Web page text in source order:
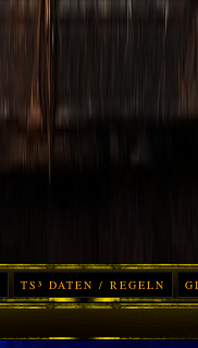
TS³ DATEN / REGELN